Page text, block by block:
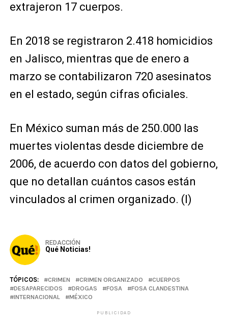
extrajeron 17 cuerpos.
En 2018 se registraron 2.418 homicidios
en Jalisco, mientras que de enero a
marzo se contabilizaron 720 asesinatos
en el estado, según cifras oficiales.
En México suman más de 250.000 las
muertes violentas desde diciembre de
2006, de acuerdo con datos del gobierno,
que no detallan cuántos casos están
vinculados al crimen organizado. (I)
REDACCIÓN
Qué Noticias!
TÓPICOS: CRIMEN CRIMEN ORGANIZADO
CUERPOS
DESAPARECIDOS
DROGAS FOSA
FOSA CLANDESTINA
INTERNACIONAL
MÉXICO
PUBLICIDAD